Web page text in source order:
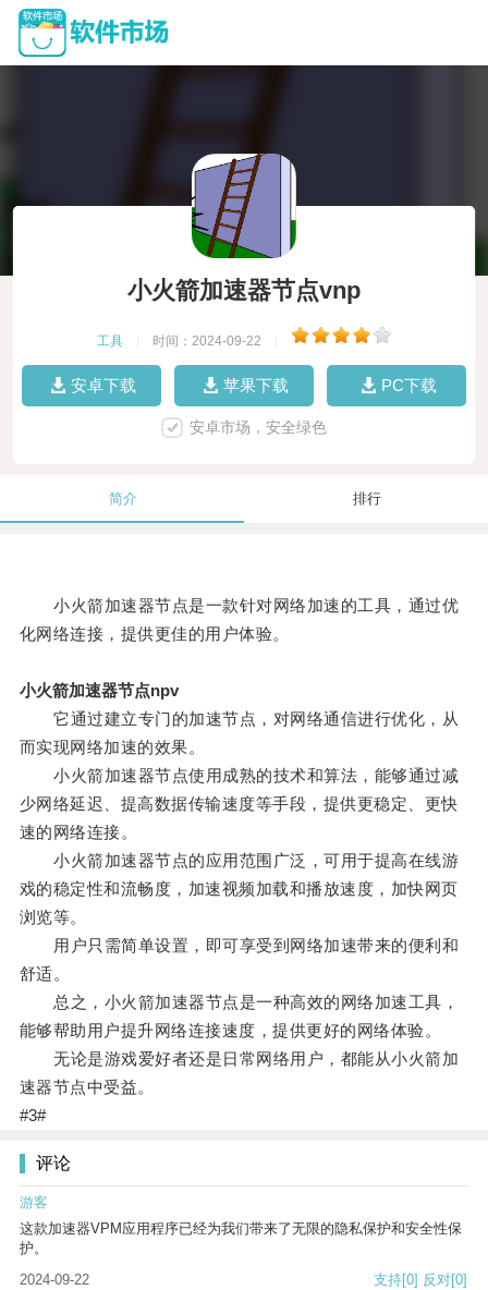
小火箭加速器节点vnp
工具 时间：2024-09-22
安卓下载 苹果下载 PC下载
安卓市场，安全绿色
简介 排行
小火箭加速器节点是一款针对网络加速的工具，通过优
化网络连接，提供更佳的用户体验。
小火箭加速器节点npv
它通过建立专门的加速节点，对网络通信进行优化，从
而实现网络加速的效果。
小火箭加速器节点使用成熟的技术和算法，能够通过减
少网络延迟、提高数据传输速度等手段，提供更稳定、更快
速的网络连接。
小火箭加速器节点的应用范围广泛，可用于提高在线游
戏的稳定性和流畅度，加速视频加载和播放速度，加快网页
浏览等。
用户只需简单设置，即可享受到网络加速带来的便利和
舒适。
总之，小火箭加速器节点是一种高效的网络加速工具，
能够帮助用户提升网络连接速度，提供更好的网络体验。
无论是游戏爱好者还是日常网络用户，都能从小火箭加
速器节点中受益。
#3#
评论
游客
这款加速器VPM应用程序已经为我们带来了无限的隐私保护和安全性保
护。
2024-09-22
支持[0] 反对[0]